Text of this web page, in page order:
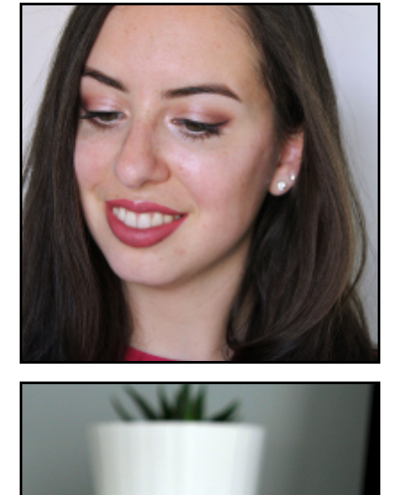
INTERACTIONS
REVUE PRODUITS : MAQUILLAGE PUROBIO
COSMETICS (VEGAN, BIO & NATUREL)